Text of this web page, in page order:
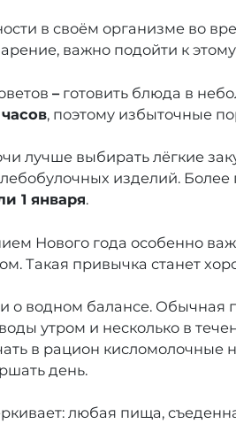
в своём организме во
важно подойти к
–готовить блюда в
часов, поэтому избыточные
лучше выбирать лёгкие
изделий. Более
1 января.
Нового года особенно
Такая привычка станет
о водном балансе. Обычная
утром и несколько в
в рацион кисломолочные
день.
любая пища,